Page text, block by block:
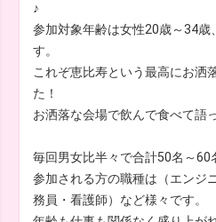
♪
参加対象年齢は女性20歳～34歳
す。
これぞ恵比寿という最高にお洒
た！
お洒落な会場で飲んで食べて語
毎回男女比半々で合計50名～60
参加される方の職種は（エンジ
務員・看護師）など様々です。